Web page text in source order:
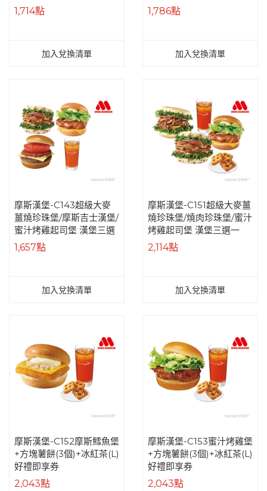
1,714點
加入兌換清單
1,786點
加入兌換清單
摩斯漢堡-C143超級大麥
薑燒珍珠堡/摩斯吉士漢堡/
蜜汁烤雞起司堡 漢堡三選
一+冰紅茶(L) 即享券
1,657點
加入兌換清單
摩斯漢堡-C151超級大麥薑
燒珍珠堡/燒肉珍珠堡/蜜汁
烤雞起司堡 漢堡三選一
+方塊薯餅(3個)+冰紅茶(L)
好禮即享券
2,114點
加入兌換清單
摩斯漢堡-C152摩斯鱈魚堡
+方塊薯餅(3個)+冰紅茶(L)
好禮即享券
2,043點
摩斯漢堡-C153蜜汁烤雞堡
+方塊薯餅(3個)+冰紅茶(L)
好禮即享券
2,043點